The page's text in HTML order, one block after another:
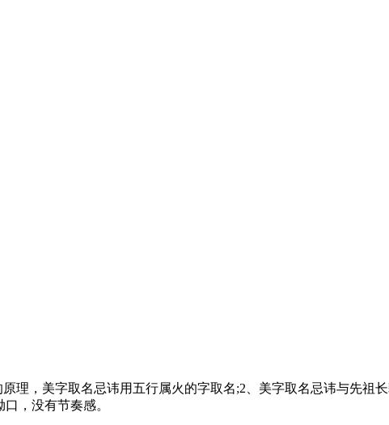
理，美字取名忌讳用五行属火的字取名;2、美字取名忌讳与先祖
，没有节奏感。